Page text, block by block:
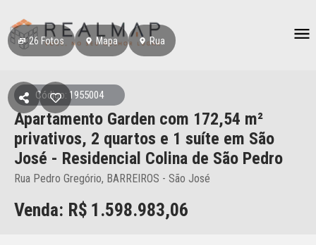
26 Fotos Mapa Rua
Código: 1955004
Apartamento Garden com 172,54 m²
privativos, 2 quartos e 1 suíte em São
José - Residencial Colina de São Pedro
Rua Pedro Gregório, BARREIROS - São José
Venda: R$ 1.598.983,06